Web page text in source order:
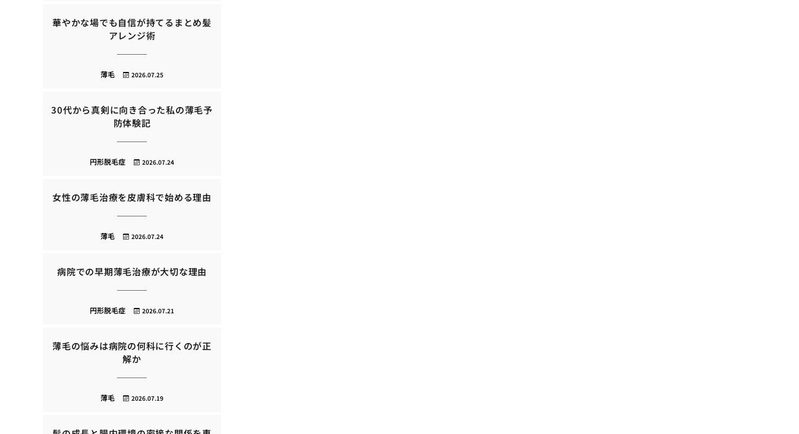
華やかな場でも自信が持てるまとめ髪
アレンジ術
2026.07.25
薄毛
30代から真剣に向き合った私の薄毛予
防体験記
2026.07.24
円形脱毛症
女性の薄毛治療を皮膚科で始める理由
2026.07.24
薄毛
病院での早期薄毛治療が大切な理由
2026.07.21
円形脱毛症
薄毛の悩みは病院の何科に行くのが正
解か
2026.07.19
薄毛